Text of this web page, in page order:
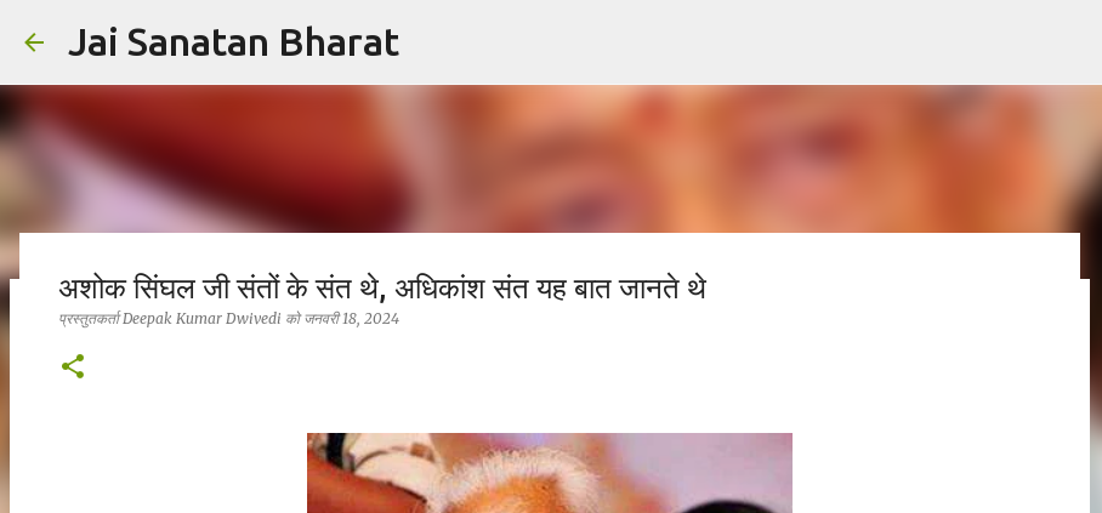
Jai Sanatan Bharat
हिंदू होने का अर्थ : नर से नारायण बनने की यात्रा
प्रस्तुतकर्ता
अशोक सिंघल जी संतों के संत थे, अधिकांश संत यह बात जानते थे
प्रस्तुतकर्ताDeepak Kumar Dwivedi कोजनवरी 18, 2024